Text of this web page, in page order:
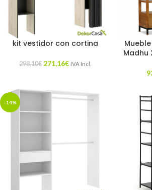
kit vestidor con cortina
298,10€ 271,16€ IVA Incl.
Madhu
-14%